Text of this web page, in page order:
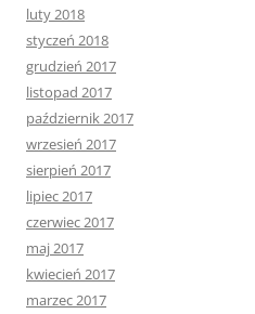
luty 2018
styczeń 2018
grudzień 2017
listopad 2017
październik 2017
wrzesień 2017
sierpień 2017
lipiec 2017
czerwiec 2017
maj 2017
kwiecień 2017
marzec 2017